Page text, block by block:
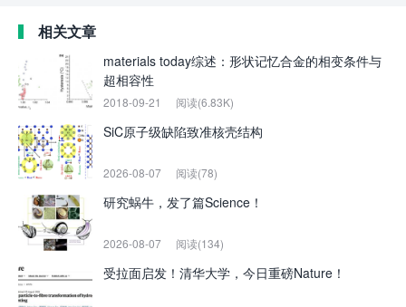
相关文章
materials today综述：形状记忆合金的相变条件与
超相容性
2018-09-21 阅读(6.83K)
SiC原子级缺陷致准核壳结构
2026-08-07 阅读(78)
研究蜗牛，发了篇Science！
2026-08-07 阅读(134)
受拉面启发！清华大学，今日重磅Nature！